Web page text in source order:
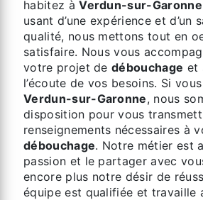
habitez àVerdun-sur-Garonne
usant d’une expérience et d’un
qualité, nous mettons tout en
satisfaire. Nous vous
votre projet dedébouchage et
l’écoute de vos besoins. Si
Verdun-sur-Garonne, nous
disposition pour vous
renseignements nécessaires à
débouchage. Notre métier est
passion et le partager avec
encore plus notre désir de
équipe est qualifiée et travaille